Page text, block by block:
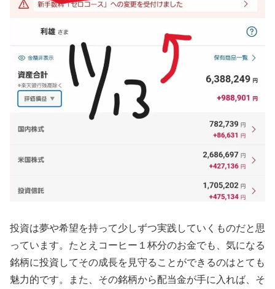
投資は夢や希望を持って少しずつ実践していくものだと思
っています。たとえコーヒー１杯分のお金でも、気になる
銘柄に投資してその成長を見守ることができるのはとても
魅力的です。また、その銘柄から配当金が手に入れば、そ